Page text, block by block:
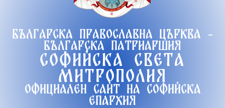
Българска православна църква -
Българска патриаршия
Софийска света
митрополия
Официален сайт на софийска
епархия